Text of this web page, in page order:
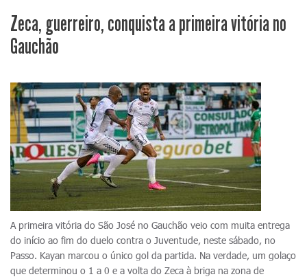
Zeca, guerreiro, conquista a primeira vitória no
Gauchão
A primeira vitória do São José no Gauchão veio com muita entrega
do início ao fim do duelo contra o Juventude, neste sábado, no
Passo. Kayan marcou o único gol da partida. Na verdade, um golaço
que determinou o 1 a 0 e a volta do Zeca à briga na zona de